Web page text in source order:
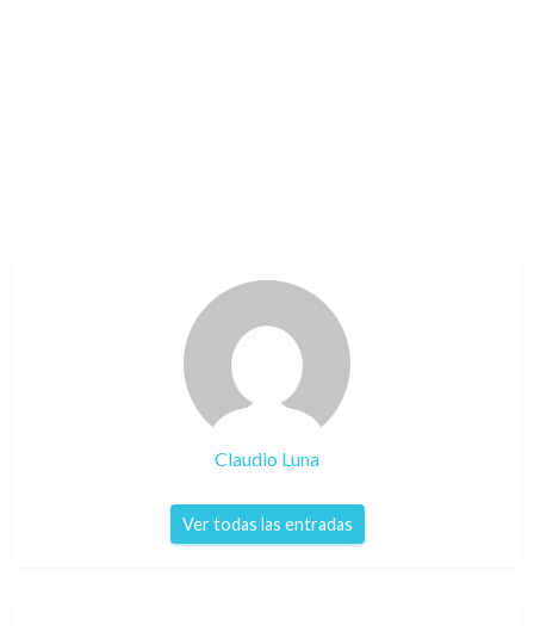
Claudio Luna
Ver todas las entradas